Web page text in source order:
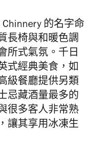
的名字命
長椅與和暖色調
所式氣氛。千日
式經典美食，如
級餐廳提供另類
忌藏酒量最多的
很多客人非常熟
讓其享用冰凍生